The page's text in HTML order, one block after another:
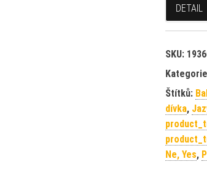
DETAIL
SKU:
Štítků:
dívka,
Ne, Yes,